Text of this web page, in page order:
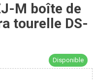
M boîte de
tourelle DS-
Disponible